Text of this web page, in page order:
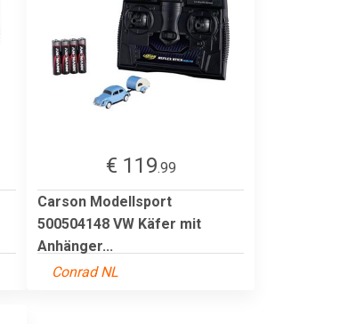
€ 119.99
Carson Modellsport
500504148 VW Käfer mit
Anhänger...
Conrad NL